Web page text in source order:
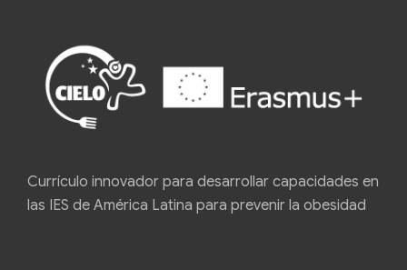
Currículo innovador para desarrollar capacidades en
las IES de América Latina para prevenir la obesidad